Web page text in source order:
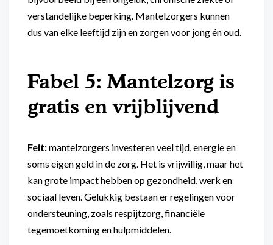
verstandelijke beperking. Mantelzorgers kunnen
dus van elke leeftijd zijn en zorgen voor jong én oud.
Fabel 5: Mantelzorg is
gratis en vrijblijvend
Feit:mantelzorgers investeren veel tijd, energie en
soms eigen geld in de zorg. Het is vrijwillig, maar het
kan grote impact hebben op gezondheid, werk en
sociaal leven. Gelukkig bestaan er regelingen voor
ondersteuning, zoals respijtzorg, financiële
tegemoetkoming en hulpmiddelen.